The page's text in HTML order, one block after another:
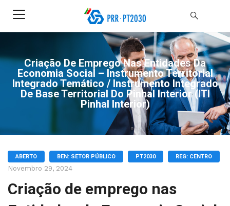
Criação De Emprego Nas Entidades Da
Economia Social – Instrumento Territorial
Integrado Temático / Instrumento Integrado
De Base Territorial Do Pinhal Interior (ITI
Pinhal Interior)
ABERTO BEN: SETOR PÚBLICO PT2030 REG: CENTRO
Novembro 29, 2024
Criação de emprego nas